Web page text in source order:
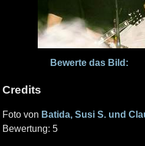
Bewerte das Bild:
Credits
Foto von Batida, Susi S. und
Bewertung: 5